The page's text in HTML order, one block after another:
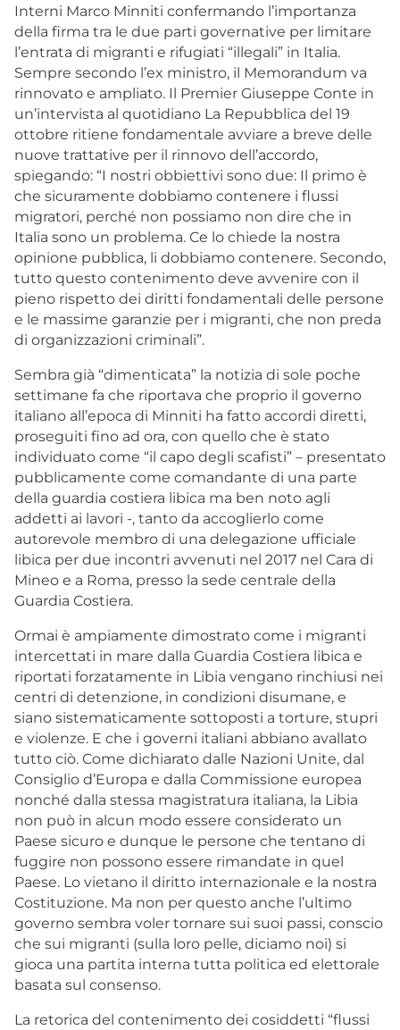
Interni Marco Minniti confermando l’importanza
della firma tra le due parti governative per limitare
l’entrata di migranti e rifugiati “illegali” in Italia.
Sempre secondo l’ex ministro, il Memorandum va
rinnovato e ampliato. Il Premier Giuseppe Conte in
un’intervista al quotidiano La Repubblica del 19
ottobre ritiene fondamentale avviare a breve delle
nuove trattative per il rinnovo dell’accordo,
spiegando: “I nostri obbiettivi sono due: Il primo è
che sicuramente dobbiamo contenere i flussi
migratori, perché non possiamo non dire che in
Italia sono un problema. Ce lo chiede la nostra
opinione pubblica, li dobbiamo contenere. Secondo,
tutto questo contenimento deve avvenire con il
pieno rispetto dei diritti fondamentali delle persone
e le massime garanzie per i migranti, che non preda
di organizzazioni criminali”.
Sembra già “dimenticata” la notizia di sole poche
settimane fa che riportava che proprio il governo
italiano all’epoca di Minniti ha fatto accordi diretti,
proseguiti fino ad ora, con quello che è stato
individuato come “il capo degli scafisti” – presentato
pubblicamente come comandante di una parte
della guardia costiera libica ma ben noto agli
addetti ai lavori -, tanto da accoglierlo come
autorevole membro di una delegazione ufficiale
libica per due incontri avvenuti nel 2017 nel Cara di
Mineo e a Roma, presso la sede centrale della
Guardia Costiera.
Ormai è ampiamente dimostrato come i migranti
intercettati in mare dalla Guardia Costiera libica e
riportati forzatamente in Libia vengano rinchiusi nei
centri di detenzione, in condizioni disumane, e
siano sistematicamente sottoposti a torture, stupri
e violenze. E che i governi italiani abbiano avallato
tutto ciò. Come dichiarato dalle Nazioni Unite, dal
Consiglio d’Europa e dalla Commissione europea
nonché dalla stessa magistratura italiana, la Libia
non può in alcun modo essere considerato un
Paese sicuro e dunque le persone che tentano di
fuggire non possono essere rimandate in quel
Paese. Lo vietano il diritto internazionale e la nostra
Costituzione. Ma non per questo anche l’ultimo
governo sembra voler tornare sui suoi passi, conscio
che sui migranti (sulla loro pelle, diciamo noi) si
gioca una partita interna tutta politica ed elettorale
basata sul consenso.
La retorica del contenimento dei cosiddetti “flussi